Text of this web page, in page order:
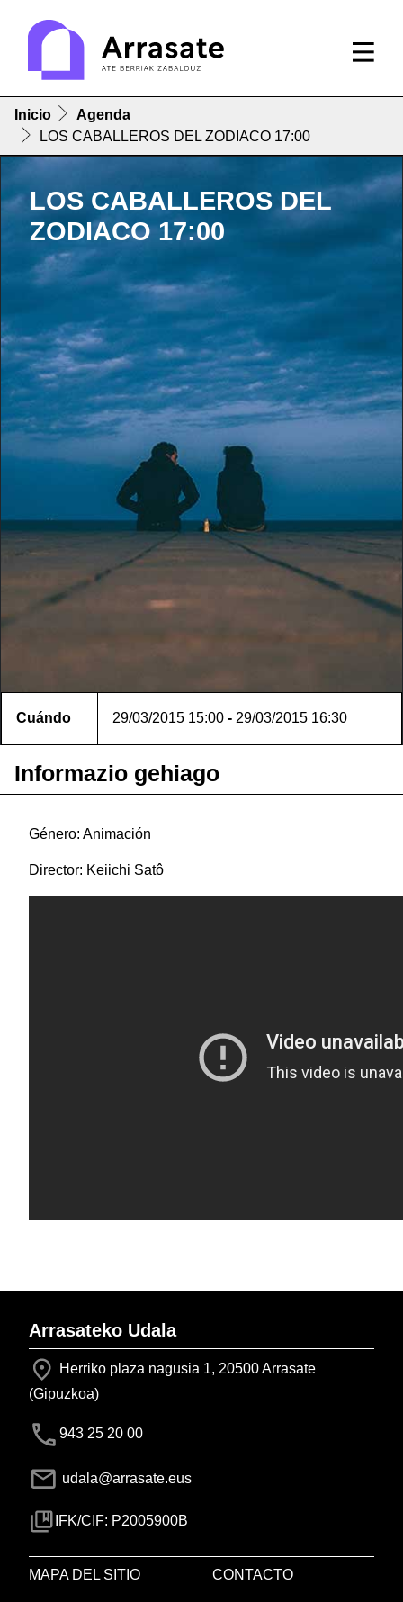
Inicio
Agenda
LOS CABALLEROS DEL ZODIACO 17:00
LOS CABALLEROS DEL
ZODIACO 17:00
Cuándo 29/03/2015 15:00 - 29/03/2015 16:30
Informazio gehiago
Género: Animación
Director: Keiichi Satô
Arrasateko Udala
Herriko plaza nagusia 1, 20500 Arrasate
(Gipuzkoa)
943 25 20 00
udala@arrasate.eus
IFK/CIF: P2005900B
MAPA DEL SITIO CONTACTO